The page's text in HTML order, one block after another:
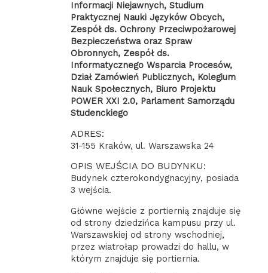
Informacji Niejawnych, Studium
Praktycznej Nauki Języków Obcych,
Zespół ds. Ochrony Przeciwpożarowej
Bezpieczeństwa oraz Spraw
Obronnych, Zespół ds.
Informatycznego Wsparcia Procesów,
Dział Zamówień Publicznych, Kolegium
Nauk Społecznych, Biuro Projektu
POWER XXI 2.0, Parlament Samorządu
Studenckiego
ADRES:
31-155 Kraków, ul. Warszawska 24
OPIS WEJŚCIA DO BUDYNKU:
Budynek czterokondygnacyjny, posiada
3 wejścia.
Główne wejście z portiernią znajduje się
od strony dziedzińca kampusu przy ul.
Warszawskiej od strony wschodniej,
przez wiatrołap prowadzi do hallu, w
którym znajduje się portiernia.